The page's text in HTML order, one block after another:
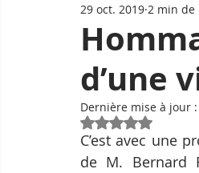
d’une
29 oct. 2019 2 min de
Dernière mise à jour :
Noté NaN
C’est avec une
de M. Bernard